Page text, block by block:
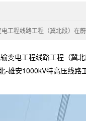
工程线路工程（冀北段）在
变电工程线路工程（冀
雄安1000kV特高压线路